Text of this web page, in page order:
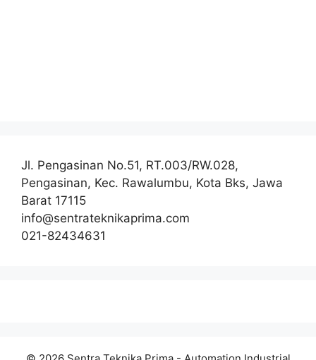
Jl. Pengasinan No.51, RT.003/RW.028,
Pengasinan, Kec. Rawalumbu, Kota Bks, Jawa
Barat 17115
info@sentrateknikaprima.com
021-82434631